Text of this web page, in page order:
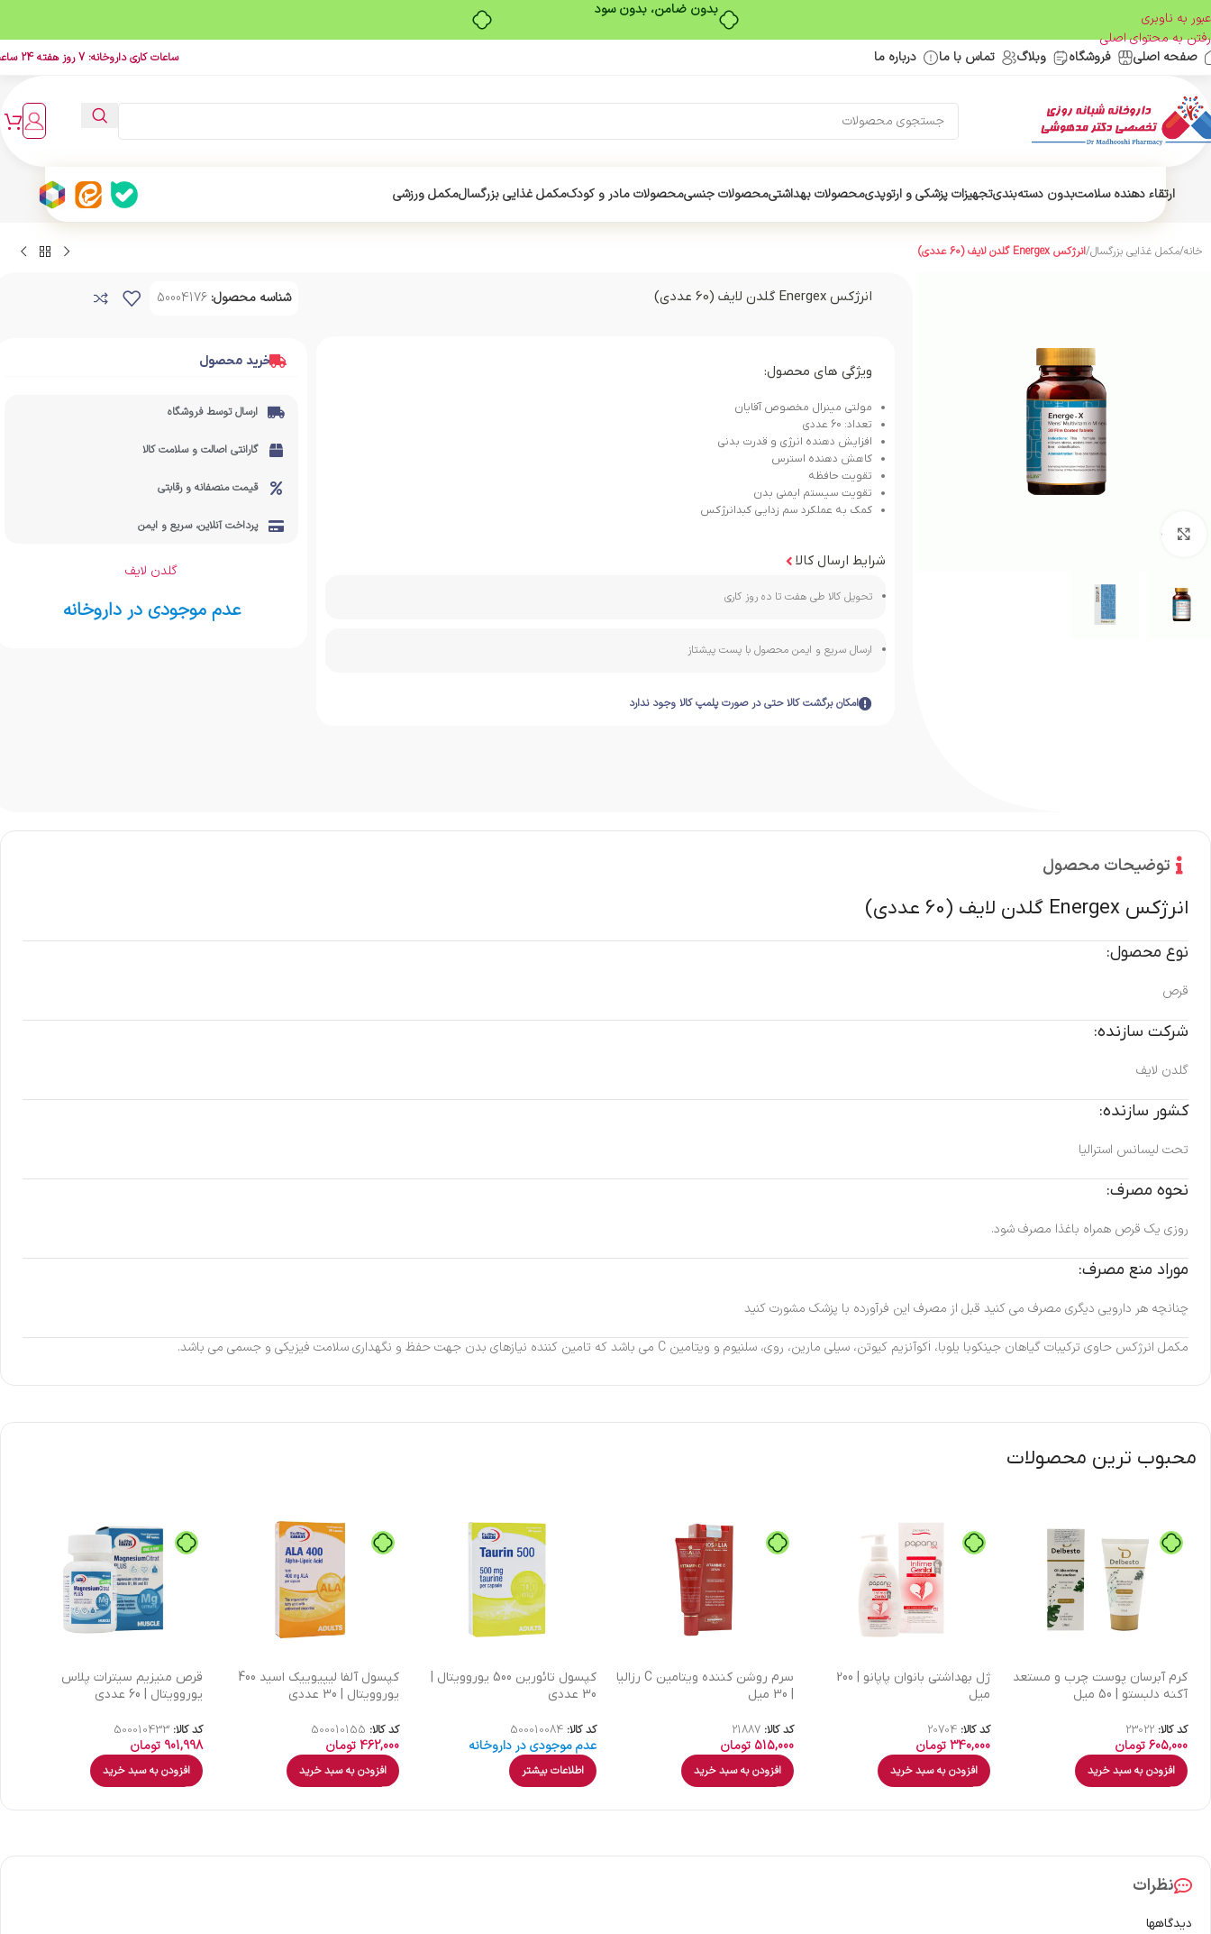
بدون ضامن، بدون سود
عبور به ناوبری
رفتن به محتوای اصلی
صفحه اصلی
فروشگاه وبلاگ تماس با ما درباره ما ساعات کاری داروخانه: 7 روز هفته 24 ساعت
ارتقاء دهنده سلامتبدون دسته‌بندیتجهیزات پزشکی و ارتوپدیمحصولات بهداشتیمحصولات جنسیمحصولات مادر و کودکمکمل غذایی بزرگسالمکمل ورزشی
خانه/مکمل غذایی بزرگسال/انرژکس Energex گلدن لایف (60 عددی)
انرژکس Energex گلدن لایف (60 عددی)
ویژگی های محصول:
مولتی مینرال مخصوص آقایان
تعداد: 60 عددی
افزایش دهنده انرژی و قدرت بدنی
کاهش دهنده استرس
تقویت حافظه
تقویت سیستم ایمنی بدن
کمک به عملکرد سم زدایی کبدانرژکس
شرایط ارسال کالا
تحویل کالا طی هفت تا ده روز کاری
ارسال سریع و ایمن محصول با پست پیشتاز
امکان برگشت کالا حتی در صورت پلمپ کالا وجود ندارد
شناسه محصول: 50004176
خرید محصول
ارسال توسط فروشگاه
گارانتی اصالت و سلامت کالا
قیمت منصفانه و رقابتی
پرداخت آنلاین، سریع و ایمن
گلدن لایف
عدم موجودی در داروخانه
توضیحات محصول
انرژکس Energex گلدن لایف (60 عددی)
نوع محصول:
قرص
شرکت سازنده:
گلدن لایف
کشور سازنده:
تحت لیسانس استرالیا
نحوه مصرف:
روزی یک قرص همراه باغذا مصرف شود.
موراد منع مصرف:
چنانچه هر دارویی دیگری مصرف می کنید قبل از مصرف این فرآورده با پزشک مشورت کنید
مکمل انرژکس حاوی ترکیبات گیاهان جینکوبا یلوبا، iکوآنزیم کیوتن، سیلی مارین، روی، سلنیوم و ویتامین C می باشد که تامین کننده نیازهای بدن جهت حفظ و نگهداری سلامت فیزیکی و جسمی می باشد.
محبوب ترین محصولات
كرم آبرسان پوست چرب و مستعد
آکنه دلبستو | 50 میل
کد کالا: 23022
605,000تومان
افزودن به سبد خرید
ژل بهداشتی بانوان پاپانو | 200
میل
کد کالا: 20704
340,000 تومان
افزودن به سبد خرید
سرم روشن کننده ویتامین C رزالیا
| 30 میل
کد کالا:21887
515,000 تومان
افزودن به سبد خرید
کپسول تائورین 500 یوروویتال |
30 عددی
کد کالا: 500010084
عدم موجودی در داروخانه
اطلاعات بیشتر
کپسول آلفا لیپیوییک اسید 400
یوروویتال | 30 عددی
کد کالا: 500010155
462,000 تومان
افزودن به سبد خرید
قرص منیزیم سیترات پلاس
یوروویتال | 60 عددی
کد کالا:500010433
901,998 تومان
افزودن به سبد خرید
نظرات
دیدگاهها